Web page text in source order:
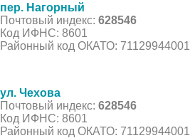
пер. Нагорный
Почтовый индекс: 628546
Код ИФНС: 8601
Районный код ОКАТО: 71129944001
ул. Чехова
Почтовый индекс: 628546
Код ИФНС: 8601
Районный код ОКАТО: 71129944001